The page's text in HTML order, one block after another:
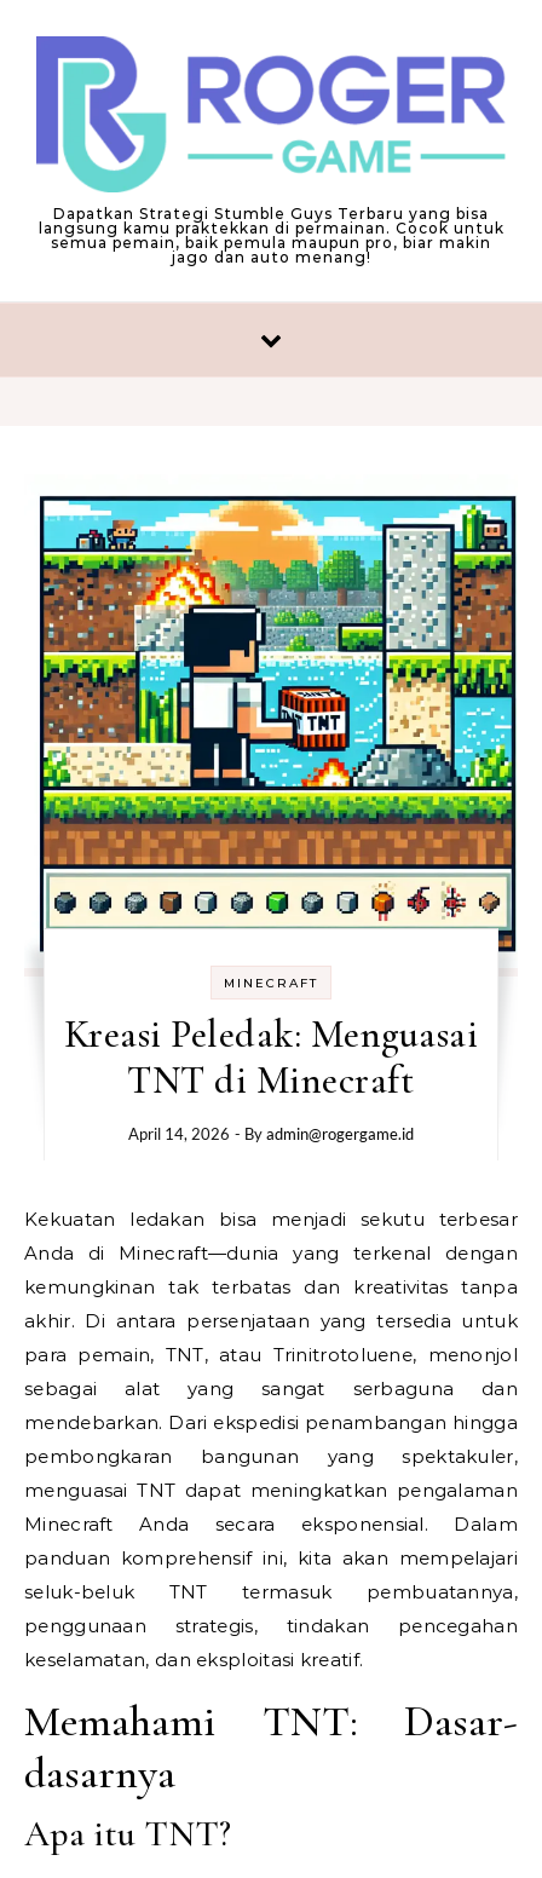
Dapatkan Strategi Stumble Guys Terbaru yang bisa
langsung kamu praktekkan di permainan. Cocok untuk
semua pemain, baik pemula maupun pro, biar makin
jago dan auto menang!
MINECRAFT
Kreasi Peledak: Menguasai
TNT di Minecraft
April 14, 2026 - Byadmin@rogergame.id
Kekuatan ledakan bisa menjadi sekutu terbesar
Anda di Minecraft—dunia yang terkenal dengan
kemungkinan tak terbatas dan kreativitas tanpa
akhir. Di antara persenjataan yang tersedia untuk
para pemain, TNT, atau Trinitrotoluene, menonjol
sebagai alat yang sangat serbaguna dan
mendebarkan. Dari ekspedisi penambangan hingga
pembongkaran bangunan yang spektakuler,
menguasai TNT dapat meningkatkan pengalaman
Minecraft Anda secara eksponensial. Dalam
panduan komprehensif ini, kita akan mempelajari
seluk-beluk TNT termasuk pembuatannya,
penggunaan strategis, tindakan pencegahan
keselamatan, dan eksploitasi kreatif.
Memahami TNT: Dasar-
dasarnya
Apa itu TNT?